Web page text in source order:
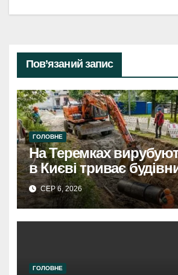
Пов’язаний запис
ГОЛОВНЕ
На Теремках
в Києві триває
теплотраси
СЕР 6, 2026
ГОЛОВНЕ